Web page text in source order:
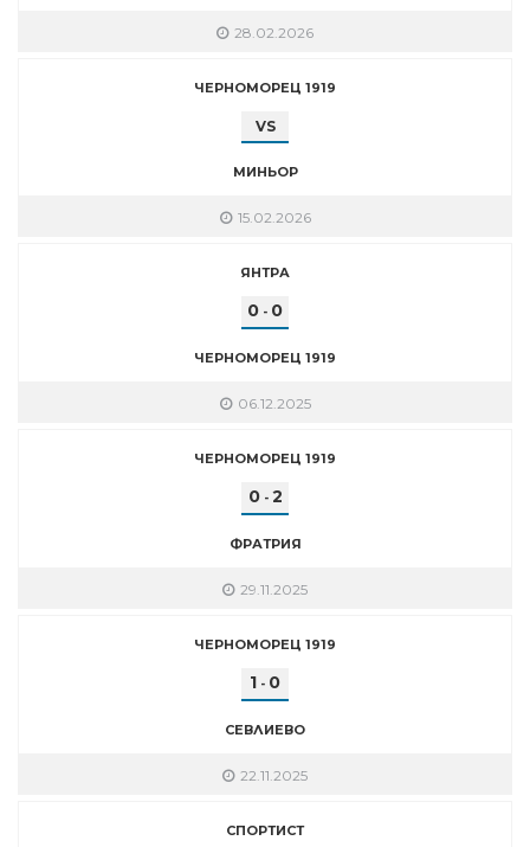
28.02.2026
ЧЕРНОМОРЕЦ 1919
VS
МИНЬОР
15.02.2026
ЯНТРА
0 - 0
ЧЕРНОМОРЕЦ 1919
06.12.2025
ЧЕРНОМОРЕЦ 1919
0- 2
ФРАТРИЯ
29.11.2025
ЧЕРНОМОРЕЦ 1919
1 - 0
СЕВЛИЕВО
22.11.2025
СПОРТИСТ